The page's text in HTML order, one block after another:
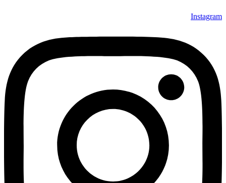
Instagram